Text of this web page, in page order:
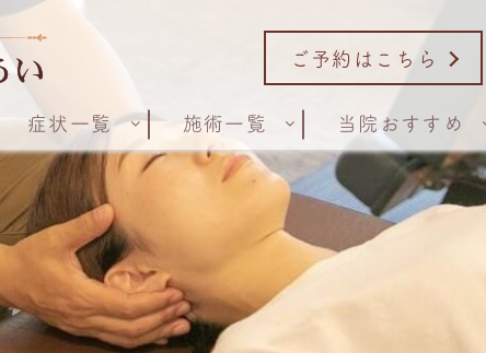
ご予約はこちら
症状一覧 施術一覧 当院おすすめ